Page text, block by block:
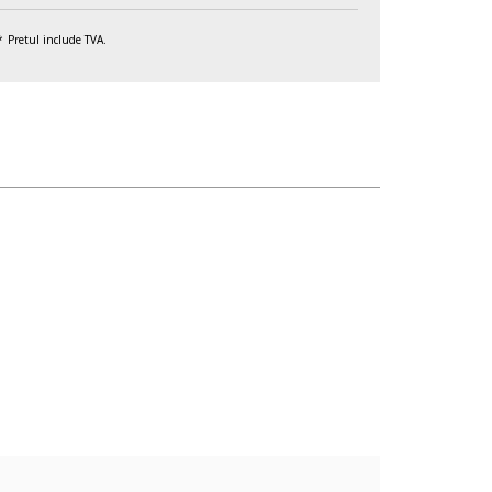
Pretul include TVA.